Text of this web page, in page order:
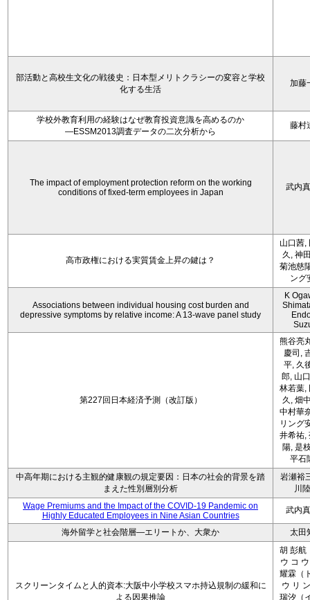
部活動と高校生文化の戦後史：日本型メリトクラシーの変容と学校
化する生活
加藤
学校外教育利用の経験はなぜ教育投資意識を高めるのか
―ESSM2013調査データの二次分析から
藤村
The impact of employment protection reform on the working
conditions of fixed-term employees in Japan
武内
高市政権における実質賃金上昇の鍵は？
山口茜,
久, 神
菊池慈
ング
Associations between individual housing cost burden and
depressive symptoms by relative income: A 13-wave panel study
K
第227回日本経済予測（改訂版）
熊谷亮
慶司,
平, 久
郎, 山
林若葉,
久, 畑
中村華
リング
井希祐,
陽, 是
平石
中高年期における主観的健康観の規定要因：日本の社会的背景を踏
まえた性別層別分析
岩瀬裕
川
Wage Premiums and the Impact of the COVID‑19 Pandemic on
Highly Educated Employees in Nine Asian Countries
武内
海外留学と社会階層―エリートか、大衆か 太田
スクリーンタイムと人的資本:大阪中小学校スマホ持込規制の緩和に
よる因果推論
胡 彭航
ウ コ
耀霖（
ウ リ
瑞汐（